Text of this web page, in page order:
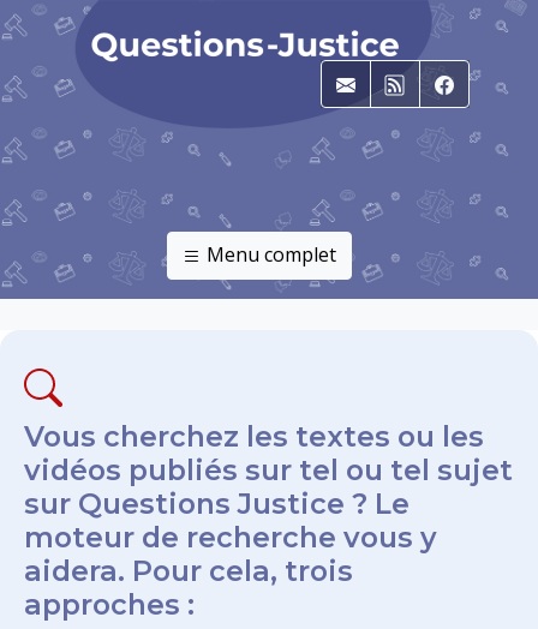
E-mailRSS
Menu complet
Vous cherchez les textes ou les
vidéos publiés sur tel ou tel sujet
sur Questions Justice ? Le
moteur de recherche vous y
aidera. Pour cela, trois
approches :